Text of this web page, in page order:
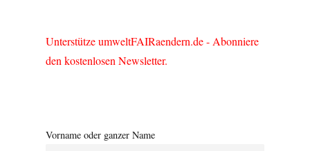
Unterstütze umweltFAIRaendern.de - Abonniere
den kostenlosen Newsletter.
Vorname oder ganzer Name